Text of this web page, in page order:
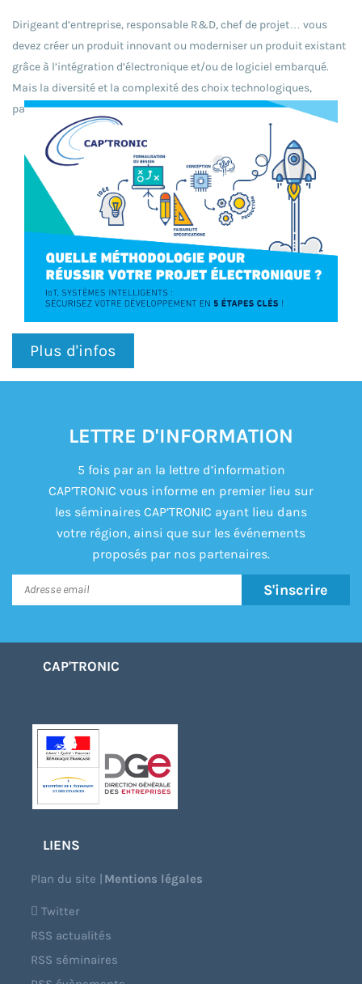
Dirigeant d’entreprise, responsable R&D, chef de projet… vous
devez créer un produit innovant ou moderniser un produit existant
grâce à l’intégration d’électronique et/ou de logiciel embarqué.
Mais la diversité et la complexité des choix technologiques,
parfois le manque d’informations, de (...)
Plus d'infos
LETTRE D'INFORMATION
5 fois par an la lettre d’information
CAP’TRONIC vous informe en premier lieu sur
les séminaires CAP’TRONIC ayant lieu dans
votre région, ainsi que sur les événements
proposés par nos partenaires.
S'inscrire
CAP'TRONIC
LIENS
Plan du site |Mentions légales
Twitter
RSS actualités
RSS séminaires